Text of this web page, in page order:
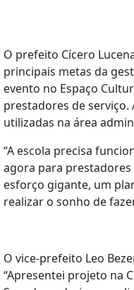
O prefeito Cícero
principais metas da
evento no Espaço
prestadores de
utilizadas na área
“A escola precisa
agora para
esforço gigante, um
realizar o sonho de
O vice-prefeito Leo
“Apresentei projeto na